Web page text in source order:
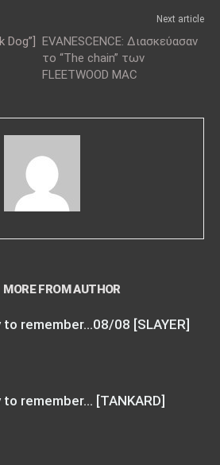
Dog”]
Next article
EVANESCENCE: Διασκεύασαν
το “The chain” των
FLEETWOOD MAC
MORE FROM AUTHOR
to remember…08/08 [SLAYER]
to remember… [TANKARD]